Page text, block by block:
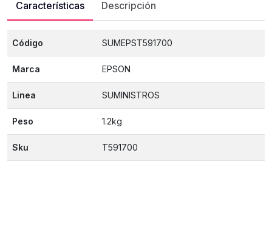
Características Descripción
Código SUMEPST591700
Marca EPSON
Linea SUMINISTROS
Peso 1.2kg
Sku T591700